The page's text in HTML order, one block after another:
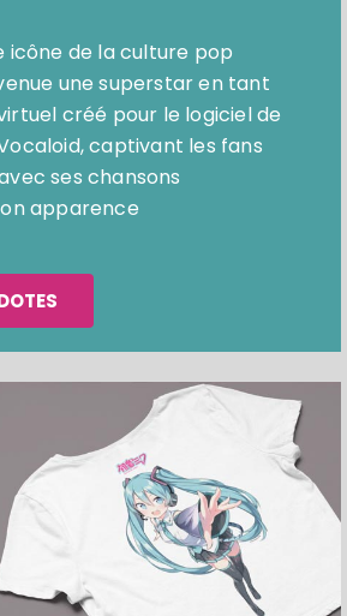
icône de la culture pop
une superstar en tant
créé pour le logiciel de
captivant les fans
ses chansons
apparence